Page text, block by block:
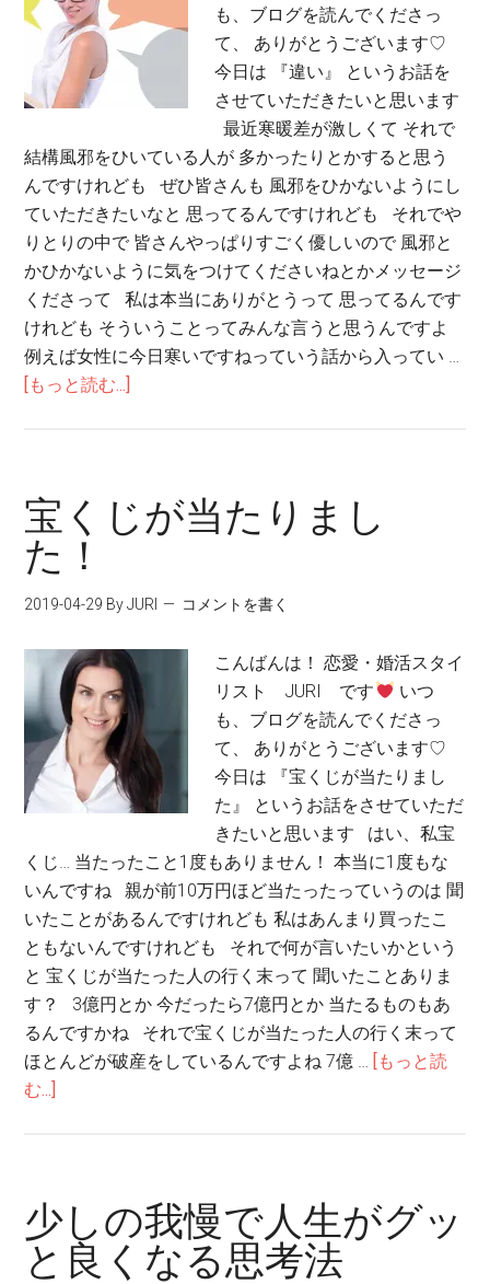
も、ブログを読んでくださっ
て、 ありがとうございます♡
今日は 『違い』 というお話を
させていただきたいと思います
最近寒暖差が激しくて それで
結構風邪をひいている人が 多かったりとかすると思う
んですけれども ぜひ皆さんも 風邪をひかないようにし
ていただきたいなと 思ってるんですけれども それでや
りとりの中で 皆さんやっぱりすごく優しいので 風邪と
かひかないように気をつけてくださいねとかメッセージ
くださって 私は本当にありがとうって 思ってるんです
けれども そういうことってみんな言うと思うんですよ
例えば女性に今日寒いですねっていう話から入ってい …
[もっと読む...]
宝くじが当たりまし
た！
2019-04-29 By JURI コメントを書く
こんばんは！ 恋愛・婚活スタイ
リスト JURI です
いつ
も、ブログを読んでくださっ
て、 ありがとうございます♡
今日は 『宝くじが当たりまし
た』 というお話をさせていただ
きたいと思います はい、私宝
くじ… 当たったこと1度もありません！ 本当に1度もな
いんですね 親が前10万円ほど当たったっていうのは 聞
いたことがあるんですけれども 私はあんまり買ったこ
ともないんですけれども それで何が言いたいかという
と 宝くじが当たった人の行く末って 聞いたことありま
す？ 3億円とか 今だったら7億円とか 当たるものもあ
るんですかね それで宝くじが当たった人の行く末って
ほとんどが破産をしているんですよね 7億 … [もっと読
む...]
少しの我慢で人生がグッ
と良くなる思考法